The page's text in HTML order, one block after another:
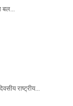
राष्ट्रीय...